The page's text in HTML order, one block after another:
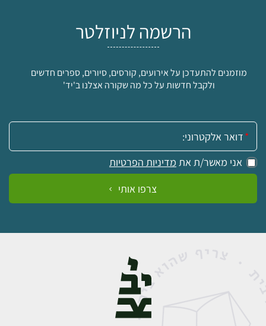
הרשמה לניוזלטר
מוזמנים להתעדכן על אירועים, קורסים, סיורים, ספרים חדשים
ולקבל חדשות על כל מה שקורה אצלנו ב'יד'
אימייל:
אני מאשר/ת את מדיניות הפרטיות
צרפו אותי